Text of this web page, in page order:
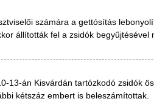
számára a gettósítás
állították fel a zsidók begyűjtésével
13-án Kisvárdán tartózkodó zsidók
kétszáz embert is beleszámítottak.